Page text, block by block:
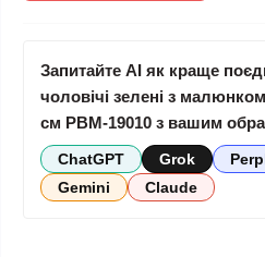
Запитайте AI як краще
чоловічі зелені з
см PBM-19010 з вашим
ChatGPT Grok
Gemini
Claude